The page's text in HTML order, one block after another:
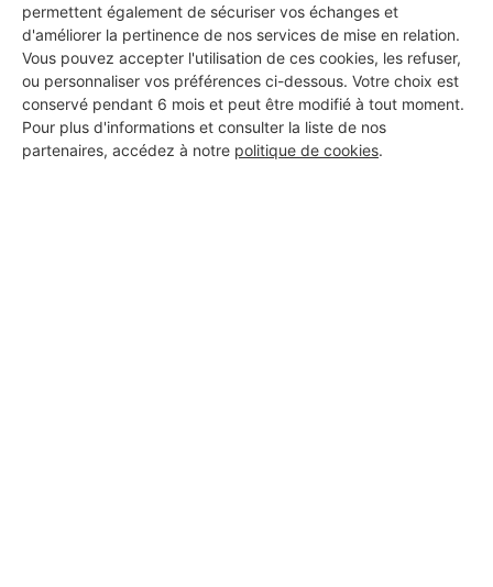
permettent également de sécuriser vos échanges et
d'améliorer la pertinence de nos services de mise en relation.
Vous pouvez accepter l'utilisation de ces cookies, les refuser,
ou personnaliser vos préférences ci-dessous. Votre choix est
conservé pendant 6 mois et peut être modifié à tout moment.
Pour plus d'informations et consulter la liste de nos
partenaires, accédez à notre politique de cookies.
DEMANDER UN DEVIS